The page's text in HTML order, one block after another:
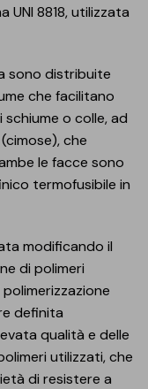
UNI 8818, utilizzata
sono distribuite
che facilitano
o colle, ad
che
le facce sono
termofusibile in
modificando il
di polimeri
definita
qualità e delle
utilizzati, che
di resistere a